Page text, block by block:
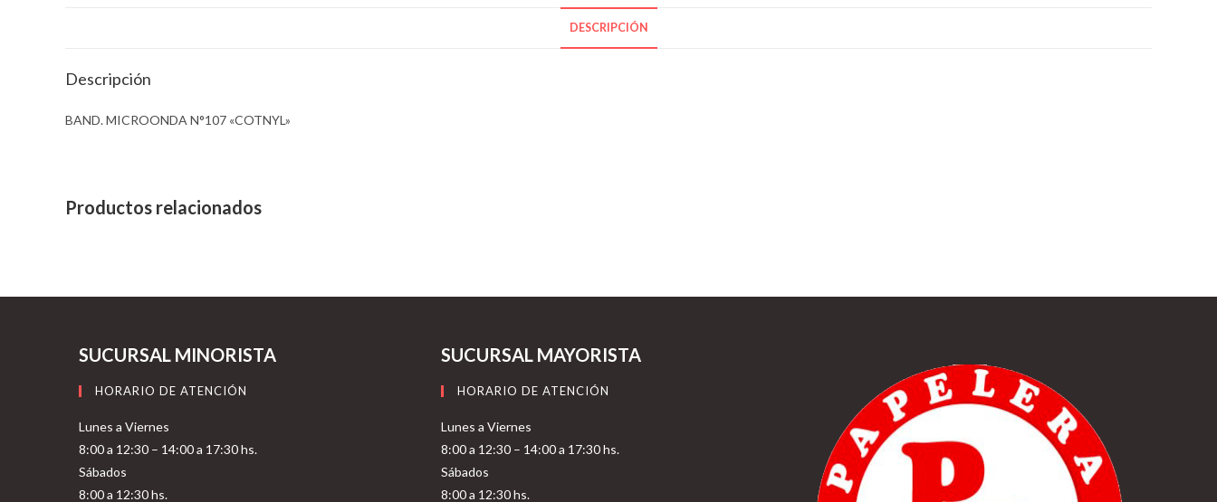
DESCRIPCIÓN
Descripción
BAND. MICROONDA N°107 «COTNYL»
Productos relacionados
SUCURSAL MINORISTA
HORARIO DE ATENCIÓN
Lunes a Viernes
8:00 a 12:30 – 14:00 a 17:30 hs.
Sábados
8:00 a 12:30 hs.
SUCURSAL MAYORISTA
HORARIO DE ATENCIÓN
Lunes a Viernes
8:00 a 12:30 – 14:00 a 17:30 hs.
Sábados
8:00 a 12:30 hs.